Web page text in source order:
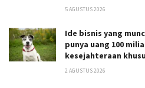
5 AGUSTUS 2026
Ide bisnis yang
punya uang 100
kesejahteraan
2 AGUSTUS 2026